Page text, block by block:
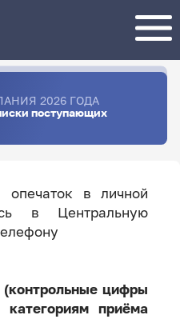
2026 ГОДА
поступающих
опечаток в личной
в Центральную
цифры
приёма